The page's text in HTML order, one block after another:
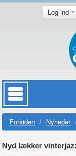
Log ind
Forsiden / Nyheder
Nyd lækker